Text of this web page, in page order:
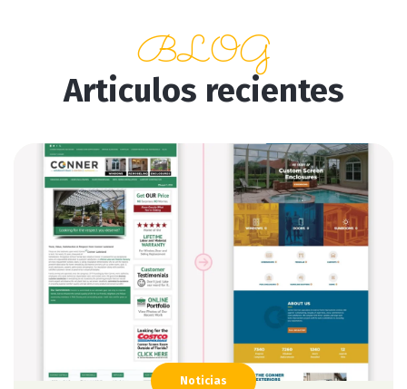
BLOG
Articulos recientes
Noticias